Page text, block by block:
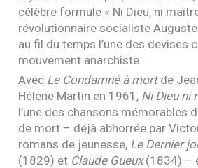
célèbre formule « Ni Dieu, ni
révolutionnaire socialiste
au fil du temps l’une des devises
mouvement anarchiste.
Avec Le Condamné à mortde
Hélène Martin en 1961, Ni Dieu ni
l’une des chansons mémorables
de mort – déjà abhorrée par
romans de jeunesse, Le Dernier
(1829) et Claude Gueux(1834) –